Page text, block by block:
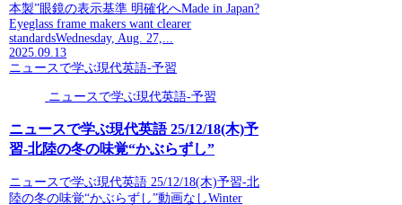
本製”眼鏡の表示基準 明確化へMade in Japan?
Eyeglass frame makers want clearer
standardsWednesday, Aug. 27,...
2025.09.13
ニュースで学ぶ現代英語-予習
ニュースで学ぶ現代英語-予習
ニュースで学ぶ現代英語 25/12/18(木)予
習-北陸の冬の味覚“かぶらずし”
ニュースで学ぶ現代英語 25/12/18(木)予習-北
陸の冬の味覚“かぶらずし”動画なしWinter